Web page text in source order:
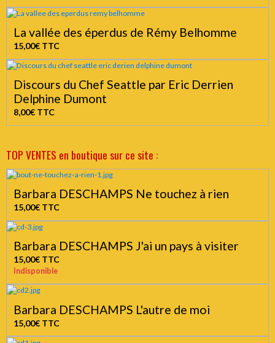
La vallée des éperdus de Rémy Belhomme
15,00€ TTC
Discours du Chef Seattle par Eric Derrien
Delphine Dumont
8,00€ TTC
TOP VENTES en boutique sur ce site :
Barbara DESCHAMPS Ne touchez à rien
15,00€ TTC
Barbara DESCHAMPS J'ai un pays à visiter
15,00€ TTC
Indisponible
Barbara DESCHAMPS L'autre de moi
15,00€ TTC